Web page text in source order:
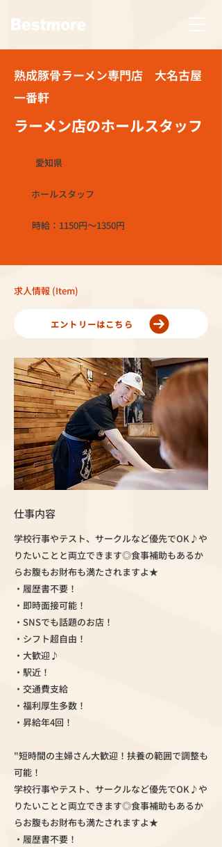
熟成豚骨ラーメン専門店 大名古屋
一番軒
ラーメン店のホールスタッフ
愛知県
ホールスタッフ
時給：1150円～1350円
求人情報 (Item)
エントリーはこちら
仕事内容
学校行事やテスト、サークルなど優先でOK♪や
りたいことと両立できます◎食事補助もあるか
らお腹もお財布も満たされますよ★
・履歴書不要！
・即時面接可能！
・SNSでも話題のお店！
・シフト超自由！
・大歓迎♪
・駅近！
・交通費支給
・福利厚生多数！
・昇給年4回！
"短時間の主婦さん大歓迎！扶養の範囲で調整も
可能！
学校行事やテスト、サークルなど優先でOK♪や
りたいことと両立できます◎食事補助もあるか
らお腹もお財布も満たされますよ★
・履歴書不要！